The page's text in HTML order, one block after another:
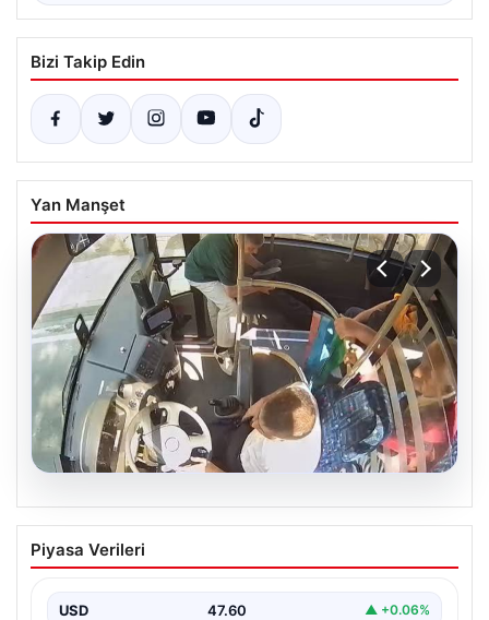
Bizi Takip Edin
Yan Manşet
Otobüste Rahatsızlanan Yolcuyu Şoför
Hızla Hastaneye Yönlendirdi
otobüslerinde yaşanan ilginç ve dikkat çekici…
Piyasa Verileri
USD 47.60 ▲ +0.06%